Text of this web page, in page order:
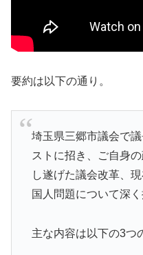
要約は以下の通り。
埼玉県三郷市議会で
ストに招き、ご自身
し遂げた議会改革、
国人問題について深
主な内容は以下の3つ